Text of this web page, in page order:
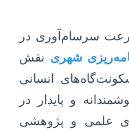
سرسام‌آوری در
شهری نقش
انسانی
و پایدار در
علمی و پژوهشی